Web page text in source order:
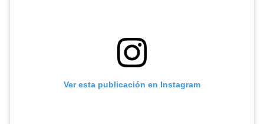
Ver esta publicación en Instagram